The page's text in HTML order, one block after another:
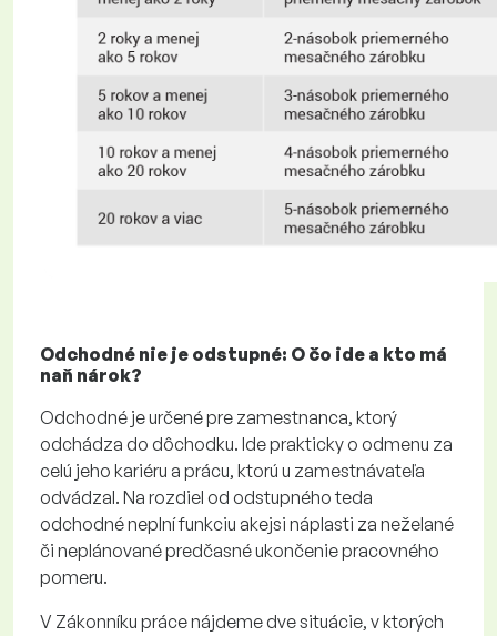
Odchodné nie je odstupné: O čo ide a kto má
naň nárok?
Odchodné je určené pre zamestnanca, ktorý
odchádza do dôchodku. Ide prakticky o odmenu za
celú jeho kariéru a prácu, ktorú u zamestnávateľa
odvádzal. Na rozdiel od odstupného teda
odchodné neplní funkciu akejsi náplasti za neželané
či neplánované predčasné ukončenie pracovného
pomeru.
V Zákonníku práce nájdeme dve situácie, v ktorých